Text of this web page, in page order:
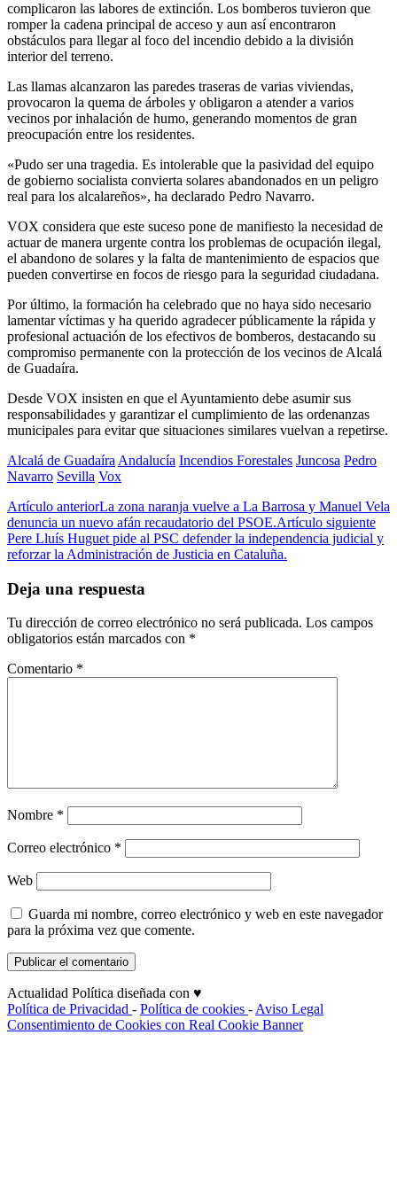
complicaron las labores de extinción. Los bomberos tuvieron que
romper la cadena principal de acceso y aun así encontraron
obstáculos para llegar al foco del incendio debido a la división
interior del terreno.
Las llamas alcanzaron las paredes traseras de varias viviendas,
provocaron la quema de árboles y obligaron a atender a varios
vecinos por inhalación de humo, generando momentos de gran
preocupación entre los residentes.
«Pudo ser una tragedia. Es intolerable que la pasividad del equipo
de gobierno socialista convierta solares abandonados en un peligro
real para los alcalareños», ha declarado Pedro Navarro.
VOX considera que este suceso pone de manifiesto la necesidad de
actuar de manera urgente contra los problemas de ocupación ilegal,
el abandono de solares y la falta de mantenimiento de espacios que
pueden convertirse en focos de riesgo para la seguridad ciudadana.
Por último, la formación ha celebrado que no haya sido necesario
lamentar víctimas y ha querido agradecer públicamente la rápida y
profesional actuación de los efectivos de bomberos, destacando su
compromiso permanente con la protección de los vecinos de Alcalá
de Guadaíra.
Desde VOX insisten en que el Ayuntamiento debe asumir sus
responsabilidades y garantizar el cumplimiento de las ordenanzas
municipales para evitar que situaciones similares vuelvan a repetirse.
Alcalá de Guadaíra Andalucía Incendios Forestales Juncosa Pedro
Navarro Sevilla Vox
Artículo anteriorLa zona naranja vuelve a La Barrosa y Manuel Vela
denuncia un nuevo afán recaudatorio del PSOE.Artículo siguiente
Pere Lluís Huguet pide al PSC defender la independencia judicial y
reforzar la Administración de Justicia en Cataluña.
Deja una respuesta
Tu dirección de correo electrónico no será publicada. Los campos
obligatorios están marcados con *
Comentario *
Nombre *
Correo electrónico *
Web
Guarda mi nombre, correo electrónico y web en este navegador
para la próxima vez que comente.
Actualidad Política diseñada con ♥
Política de Privacidad - Política de cookies - Aviso Legal
Consentimiento de Cookies con Real Cookie Banner